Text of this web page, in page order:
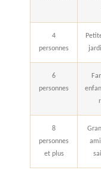
4
personnes
6
personnes
8
personnes
et plus